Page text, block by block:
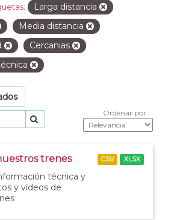
Larga distancia
Media distancia
Cercanias
Ordenar por
trenes
técnica y
y vídeos de
CSV XLSX